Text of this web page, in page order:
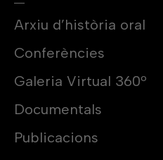
Arxiu d’història oral
Conferències
Galeria Virtual 360º
Documentals
Publicacions